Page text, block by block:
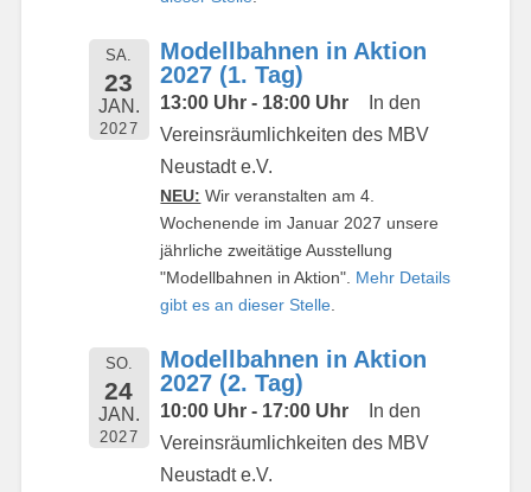
SA.
23
JAN.
2027
Modellbahnen in Aktion
2027 (1. Tag)
13:00 Uhr - 18:00 Uhr
In den
Vereinsräumlichkeiten des MBV
Neustadt e.V.
NEU: Wir veranstalten am 4.
Wochenende im Januar 2027 unsere
jährliche zweitätige Ausstellung
"Modellbahnen in Aktion". Mehr Details
gibt es an dieser Stelle
SO.
24
JAN.
2027
Modellbahnen in Aktion
2027 (2. Tag)
10:00 Uhr - 17:00 Uhr
In den
Vereinsräumlichkeiten des MBV
Neustadt e.V.